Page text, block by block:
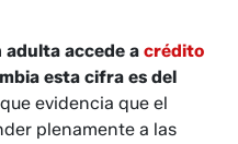
adulta accede acrédito
esta cifra es del
evidencia que el
plenamente a las